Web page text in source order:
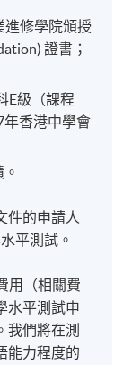
進修學院頒授
證書；
E級（課程
年香港中學會
件的申請人
平測試。
用（相關費
水平測試申
我們將在測
能力程度的